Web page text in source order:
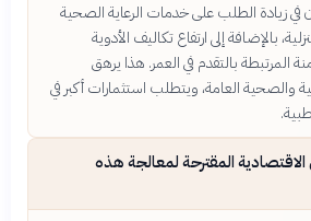
زيادة الطلب على خدمات الرعاية الصحية
بالإضافة إلى ارتفاع تكاليف الأدوية
المرتبطة بالتقدم في العمر. هذا يرهق
والصحية العامة، ويتطلب استثمارات أكبر في
المقترحة لمعالجة هذه